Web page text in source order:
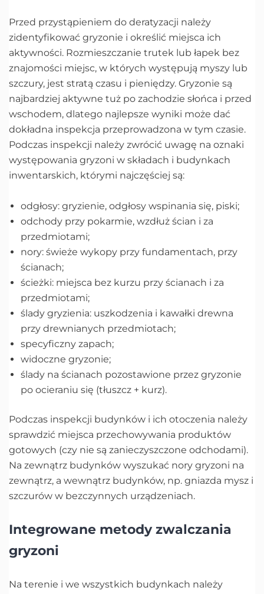
Przed przystąpieniem do deratyzacji należy
zidentyfikować gryzonie i określić miejsca ich
aktywności. Rozmieszczanie trutek lub łapek bez
znajomości miejsc, w których występują myszy lub
szczury, jest stratą czasu i pieniędzy. Gryzonie są
najbardziej aktywne tuż po zachodzie słońca i przed
wschodem, dlatego najlepsze wyniki może dać
dokładna inspekcja przeprowadzona w tym czasie.
Podczas inspekcji należy zwrócić uwagę na oznaki
występowania gryzoni w składach i budynkach
inwentarskich, którymi najczęściej są:
odgłosy: gryzienie, odgłosy wspinania się, piski;
odchody przy pokarmie, wzdłuż ścian i za
przedmiotami;
nory: świeże wykopy przy fundamentach, przy
ścianach;
ścieżki: miejsca bez kurzu przy ścianach i za
przedmiotami;
ślady gryzienia: uszkodzenia i kawałki drewna
przy drewnianych przedmiotach;
specyficzny zapach;
widoczne gryzonie;
ślady na ścianach pozostawione przez gryzonie
po ocieraniu się (tłuszcz + kurz).
Podczas inspekcji budynków i ich otoczenia należy
sprawdzić miejsca przechowywania produktów
gotowych (czy nie są zanieczyszczone odchodami).
Na zewnątrz budynków wyszukać nory gryzoni na
zewnątrz, a wewnątrz budynków, np. gniazda mysz i
szczurów w bezczynnych urządzeniach.
Integrowane metody zwalczania
gryzoni
Na terenie i we wszystkich budynkach należy